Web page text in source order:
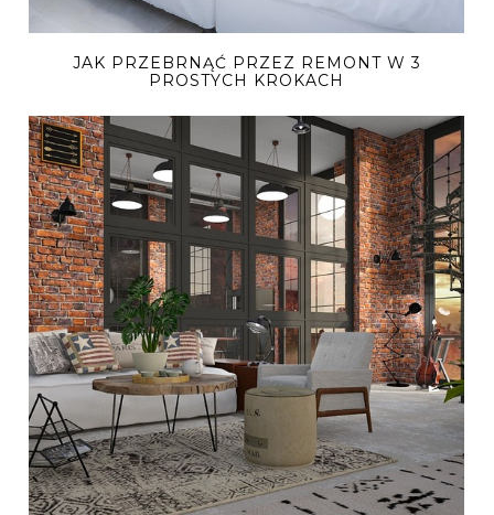
JAK PRZEBRNĄĆ PRZEZ REMONT W 3
PROSTYCH KROKACH